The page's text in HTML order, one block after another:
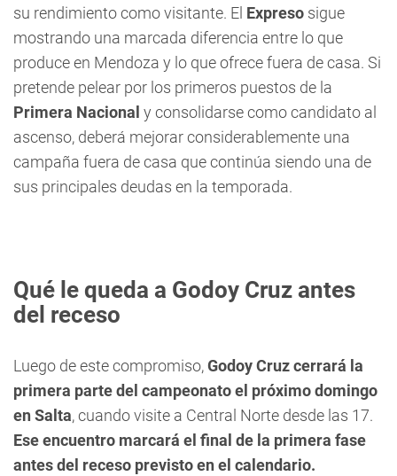
su rendimiento como visitante. El Expreso sigue
mostrando una marcada diferencia entre lo que
produce en Mendoza y lo que ofrece fuera de casa. Si
pretende pelear por los primeros puestos de la
Primera Nacional y consolidarse como candidato al
ascenso, deberá mejorar considerablemente una
campaña fuera de casa que continúa siendo una de
sus principales deudas en la temporada.
Qué le queda a Godoy Cruz antes
del receso
Luego de este compromiso,Godoy Cruz cerrará la
primera parte del campeonato el próximo domingo
en Salta, cuando visite a Central Norte desde las 17.
Ese encuentro marcará el final de la primera fase
antes del receso previsto en el calendario.